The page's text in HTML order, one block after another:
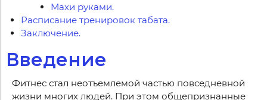
Махи руками.
Расписание тренировок табата.
Заключение.
Введение
Фитнес стал неотъемлемой частью повседневной
жизни многих людей. При этом общепризнанные